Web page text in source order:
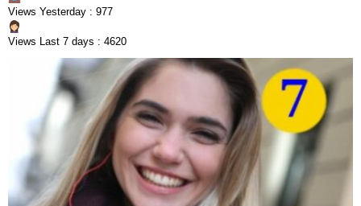
Views Yesterday : 977
Views Last 7 days : 4620